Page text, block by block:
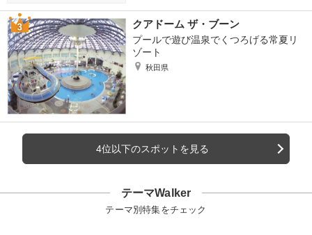
クアドーム ザ・ブーン
プールで遊び温泉でくつろげる常夏リ
ゾート
秋田県
4位以下のスポットを見る
テーマWalker
テーマ別特集をチェック